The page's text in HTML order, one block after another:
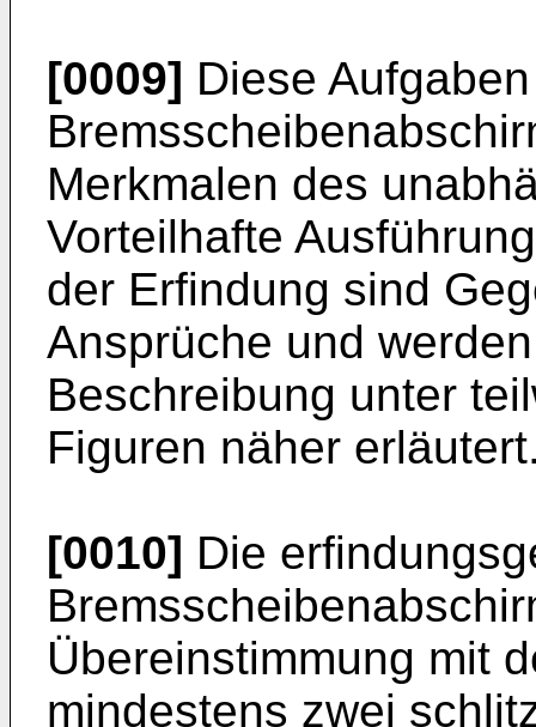
[0009] Diese
Merkmalen des
Vorteilhafte
der Erfindung sind
Ansprüche und
Beschreibung unter
Figuren näher
[0010] Die
Übereinstimmung mit
mindestens zwei